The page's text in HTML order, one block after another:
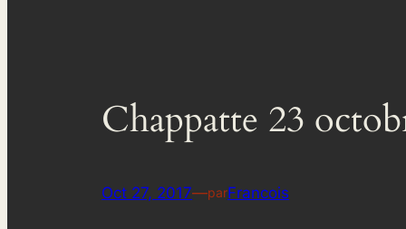
Chappatte 23
Oct 27, 2017—parFrancois